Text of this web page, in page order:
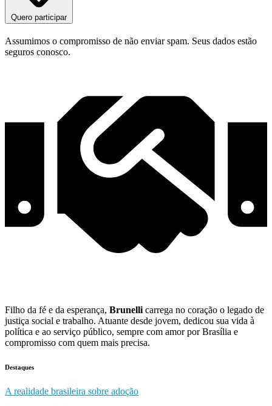
Quero participar
Assumimos o compromisso de não enviar spam. Seus dados estão
seguros conosco.
Filho da fé e da esperança, Brunelli carrega no coração o legado de
justiça social e trabalho. Atuante desde jovem, dedicou sua vida à
política e ao serviço público, sempre com amor por Brasília e
compromisso com quem mais precisa.
Destaques
A realidade brasileira sobre adoção